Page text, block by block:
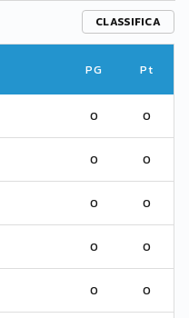
CLASSIFICA
PG Pt
0 0
0 0
0 0
0 0
0 0